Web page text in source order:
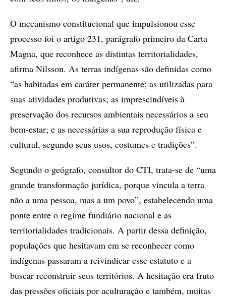
O mecanismo constitucional que impulsionou esse
processo foi o artigo 231, parágrafo primeiro da Carta
Magna, que reconhece as distintas territorialidades,
afirma Nilsson. As terras indígenas são definidas como
“as habitadas em caráter permanente; as utilizadas para
suas atividades produtivas; as imprescindíveis à
preservação dos recursos ambientais necessários a seu
bem-estar; e as necessárias a sua reprodução física e
cultural, segundo seus usos, costumes e tradições”.
Segundo o geógrafo, consultor do CTI, trata-se de “uma
grande transformação jurídica, porque vincula a terra
não a uma pessoa, mas a um povo”, estabelecendo uma
ponte entre o regime fundiário nacional e as
territorialidades tradicionais. A partir dessa definição,
populações que hesitavam em se reconhecer como
indígenas passaram a reivindicar esse estatuto e a
buscar reconstruir seus territórios. A hesitação era fruto
das pressões oficiais por aculturação e também, muitas